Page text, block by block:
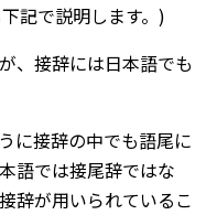
記で説明します。)
、接辞には日本語でも
に接辞の中でも語尾に
語では接尾辞ではな
辞が用いられているこ